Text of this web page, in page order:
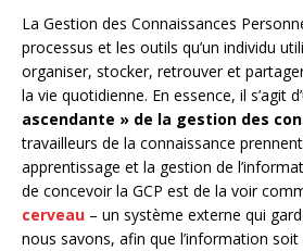
La Gestion des Connaissances
processus et les outils qu’un individu
organiser, stocker, retrouver et
la vie quotidienne. En essence, il s’agit
ascendante » de la gestion des
travailleurs de la connaissance
apprentissage et la gestion de
de concevoir la GCP est de la voir
cerveau – un système externe qui
nous savons, afin que l’information